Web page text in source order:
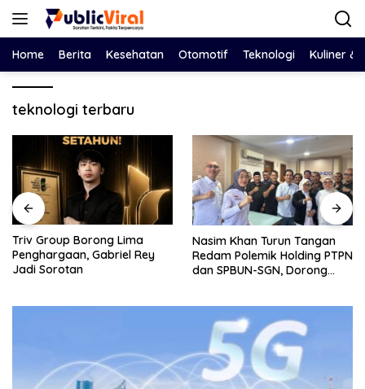
Langsung
Home Berita Kesehatan Otomotif Teknologi Kuliner &
teknologi terbaru
Lima
Gabriel Rey
Nasim Khan Turun Tangan
Redam Polemik Holding PTPN
dan SPBUN-SGN, Dorong
Bawa Salinan
DPRD, Eko
Dewan Adu